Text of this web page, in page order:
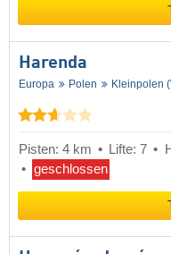
Harenda
Europa Polen Kleinpolen
Pisten: 4 km Lifte: 7
geschlossen